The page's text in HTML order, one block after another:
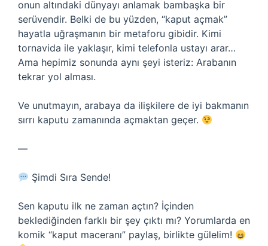
onun altındaki dünyayı anlamak bambaşka bir
serüvendir. Belki de bu yüzden, “kaput açmak”
hayatla uğraşmanın bir metaforu gibidir. Kimi
tornavida ile yaklaşır, kimi telefonla ustayı arar…
Ama hepimiz sonunda aynı şeyi isteriz: Arabanın
tekrar yol alması.
Ve unutmayın, arabaya da ilişkilere de iyi bakmanın
sırrı kaputu zamanında açmaktan geçer.
—
Şimdi Sıra Sende!
Sen kaputu ilk ne zaman açtın? İçinden
beklediğinden farklı bir şey çıktı mı? Yorumlarda en
komik “kaput maceranı” paylaş, birlikte gülelim!